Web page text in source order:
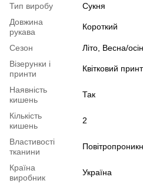
Тип виробу
Сукня
Довжина
рукава
Короткий
Сезон
Літо, Весна/
Візерунки і
принти
Квітковий принт
Наявність
кишень
Так
Кількість
кишень
2
Властивості
тканини
Країна
виробник
Україна